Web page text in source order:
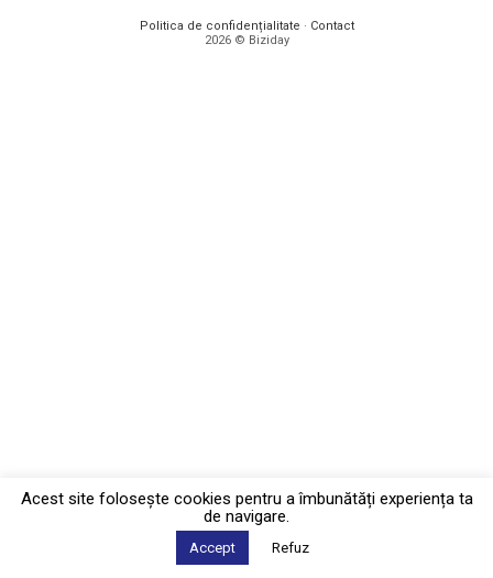
Politica de confidențialitate · Contact
2026 © Biziday
Acest site foloseşte cookies pentru a îmbunătăți experiența ta
de navigare.
Accept Refuz